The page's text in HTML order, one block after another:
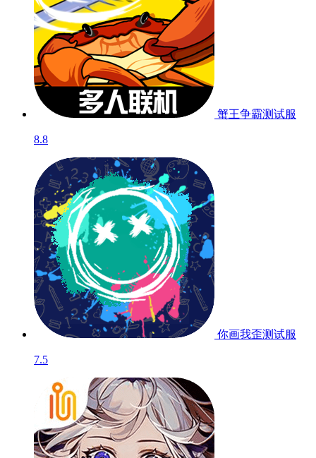
蟹王争霸测试服
8.8
你画我歪测试服
7.5